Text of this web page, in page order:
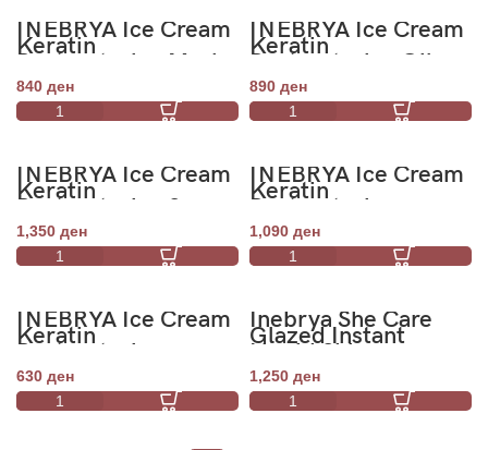
INEBRYA Ice Cream
Keratin
Restructuring Mask
500ml
840 ден
INEBRYA Ice Cream
Keratin
Restructuring Oil
Elixir 200ml
890 ден
INEBRYA Ice Cream
Keratin
Restructuring Serum
100ml
1,350 ден
INEBRYA Ice Cream
Keratin
Restructuring
Shampoo 1000ml
1,090 ден
INEBRYA Ice Cream
Keratin
Restructuring
Shampoo 300ml
630 ден
Inebrya She Care
Glazed Instant
Liquid Shine
Illuminating
Conditioner 250ml
1,250 ден